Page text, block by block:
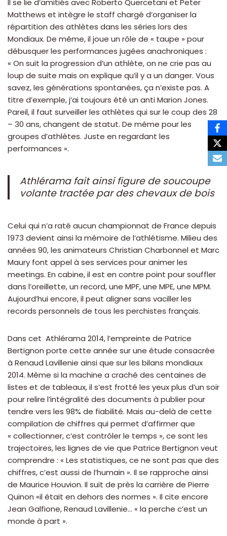
Il se lie d’amitiés avec Roberto Quercetani et Peter
Matthews et intègre le staff chargé d’organiser la
répartition des athlètes dans les séries lors des
Mondiaux. De même, il joue un rôle de « taupe » pour
débusquer les performances jugées anachroniques :
« On suit la progression d’un athlète, on ne crie pas au
loup de suite mais on explique qu’il y a un danger. Vous
savez, les générations spontanées, ça n’existe pas. A
titre d’exemple, j’ai toujours été un anti Marion Jones.
Pareil, il faut surveiller les athlètes qui sur le coup des 28
– 30 ans, changent de statut. De même pour les
groupes d’athlètes. Juste en regardant les
performances ».
Athlérama fait ainsi figure de soucoupe
volante tractée par des chevaux de bois
Celui qui n’a raté aucun championnat de France depuis
1973 devient ainsi la mémoire de l’athlétisme. Milieu des
années 90, les animateurs Christian Charbonnel et Marc
Maury font appel à ses services pour animer les
meetings. En cabine, il est en contre point pour souffler
dans l’oreillette, un record, une MPF, une MPE, une MPM.
Aujourd’hui encore, il peut aligner sans vaciller les
records personnels de tous les perchistes français.
Dans cet Athlérama 2014, l’empreinte de Patrice
Bertignon porte cette année sur une étude consacrée
à Renaud Lavillenie ainsi que sur les bilans mondiaux
2014. Même si la machine a craché des centaines de
listes et de tableaux, il s’est frotté les yeux plus d’un soir
pour relire l’intégralité des documents à publier pour
tendre vers les 98% de fiabilité. Mais au-delà de cette
compilation de chiffres qui permet d’affirmer que
« collectionner, c’est contrôler le temps », ce sont les
trajectoires, les lignes de vie que Patrice Bertignon veut
comprendre : « Les statistiques, ce ne sont pas que des
chiffres, c’est aussi de l’humain ». Il se rapproche ainsi
de Maurice Houvion. Il suit de près la carrière de Pierre
Quinon «il était en dehors des normes ». Il cite encore
Jean Galfione, Renaud Lavillenie… « la perche c’est un
monde à part ».